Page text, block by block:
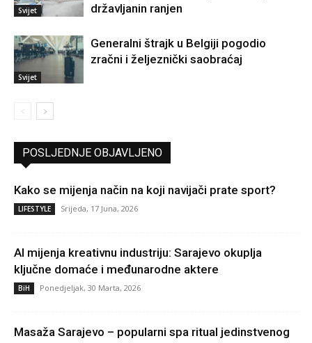
Svijet
državljanin ranjen
Svijet
Generalni štrajk u Belgiji pogodio
zračni i željeznički saobraćaj
POSLJEDNJE OBJAVLJENO
Kako se mijenja način na koji navijači prate sport?
LIFESTYLE Srijeda, 17 Juna, 2026
AI mijenja kreativnu industriju: Sarajevo okuplja
ključne domaće i međunarodne aktere
BiH Ponedjeljak, 30 Marta, 2026
Masaža Sarajevo – popularni spa ritual jedinstvenog